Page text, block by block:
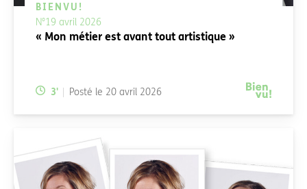
BIENVU!
N°19 avril 2026
« Mon métier est avant tout artistique »
Temps de lecture:
3' Posté le 20 avril 2026